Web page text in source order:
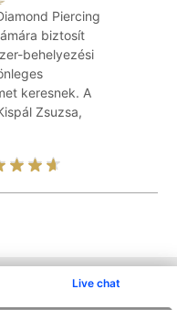
Live chat
Piercing
biztosít
behelyezési
keresnek. A
Zsuzsa,